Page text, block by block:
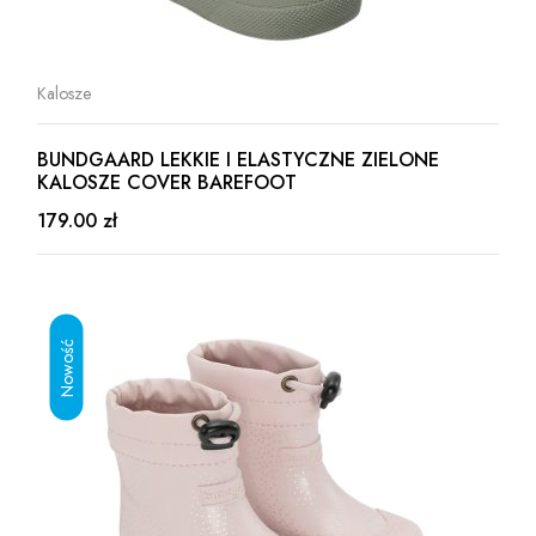
Kalosze
BUNDGAARD LEKKIE I ELASTYCZNE ZIELONE
KALOSZE COVER BAREFOOT
179.00 zł